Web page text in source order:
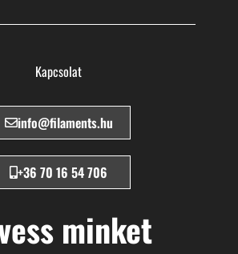
Kapcsolat
info@filaments.hu
+36 70 16 54 706
minket